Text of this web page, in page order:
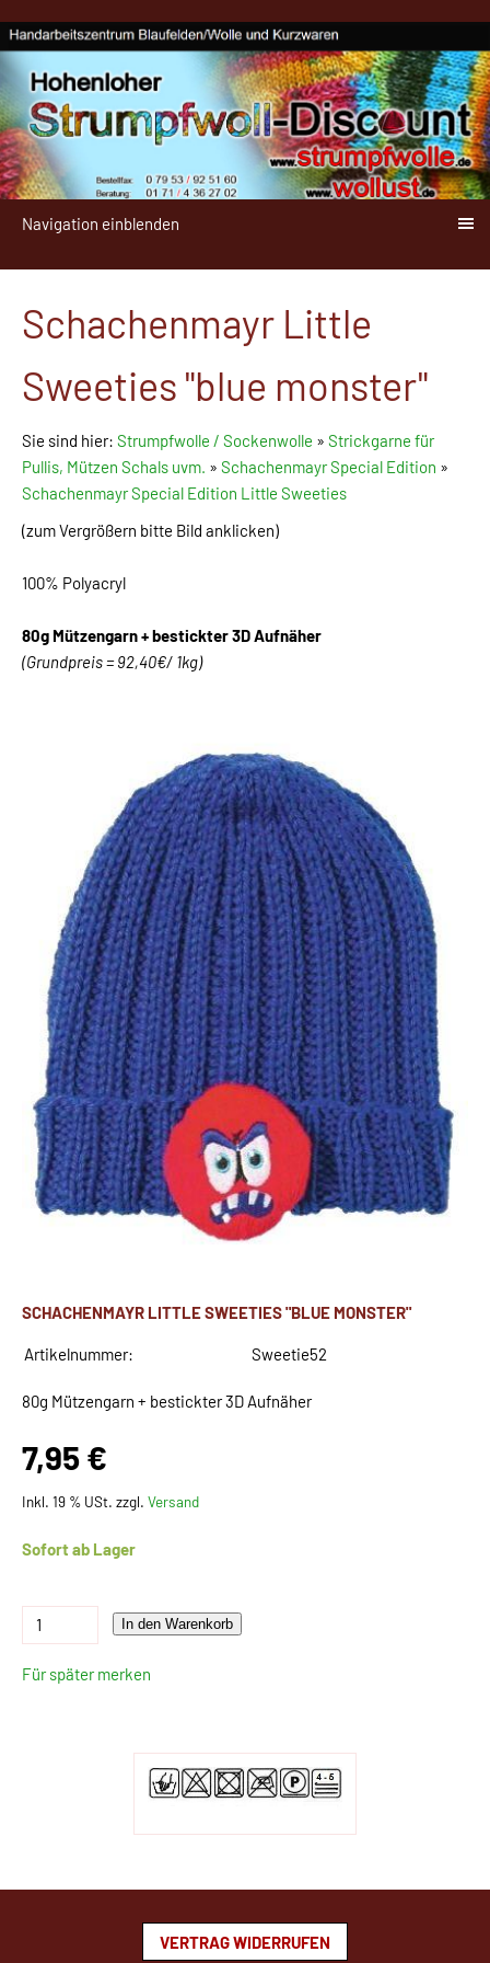
Navigation einblenden
Schachenmayr Little
Sweeties "blue monster"
Sie sind hier: Strumpfwolle / Sockenwolle » Strickgarne für
Pullis, Mützen Schals uvm. » Schachenmayr Special Edition »
Schachenmayr Special Edition Little Sweeties
(zum Vergrößern bitte Bild anklicken)
100% Polyacryl
80g Mützengarn + bestickter 3D Aufnäher
(Grundpreis = 92,40€/ 1kg)
SCHACHENMAYR LITTLE SWEETIES "BLUE MONSTER"
Artikelnummer: Sweetie52
80g Mützengarn + bestickter 3D Aufnäher
7,95 €
Inkl. 19 % USt. zzgl. Versand
Sofort ab Lager
In den Warenkorb
Für später merken
VERTRAG WIDERRUFEN